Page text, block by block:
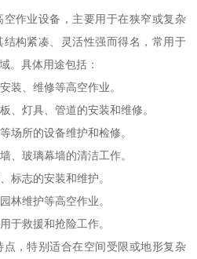
作业设备，主要用于在狭窄或复杂
构紧凑、灵活性强而得名，常用于
。具体用途包括：
装、维修等高空作业。
、灯具、管道的安装和维修。
场所的设备维护和检修。
、玻璃幕墙的清洁工作。
标志的安装和维护。
林维护等高空作业。
于救援和抢险工作。
，特别适合在空间受限或地形复杂